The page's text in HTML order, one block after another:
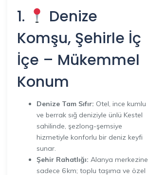
1.
Denize
Komşu, Şehirle İç
İçe – Mükemmel
Konum
Denize Tam Sıfır: Otel, ince kumlu
ve berrak sığ deniziyle ünlü Kestel
sahilinde, şezlong-şemsiye
hizmetiyle konforlu bir deniz keyfi
sunar.
Şehir Rahatlığı: Alanya merkezine
sadece 6 km; toplu taşıma ve özel